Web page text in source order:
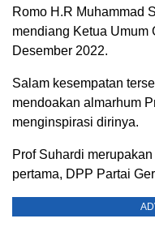
Romo H.R Muhammad
mendiang Ketua Umum
Desember 2022.
Salam kesempatan
mendoakan almarhum
menginspirasi dirinya.
Prof Suhardi
pertama, DPP Partai